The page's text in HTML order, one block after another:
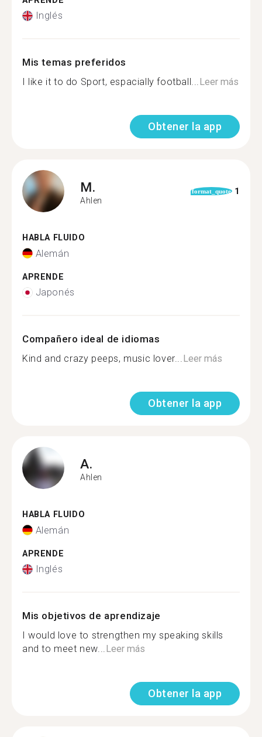
Inglés
Mis temas preferidos
I like it to do Sport, espacially football...Leer más
Obtener la app
M.
Ahlen
format_quote 1
HABLA FLUIDO
Alemán
APRENDE
Japonés
Compañero ideal de idiomas
Kind and crazy peeps, music lover...Leer más
Obtener la app
A.
Ahlen
HABLA FLUIDO
Alemán
APRENDE
Inglés
Mis objetivos de aprendizaje
I would love to strengthen my speaking skills
and to meet new...Leer más
Obtener la app